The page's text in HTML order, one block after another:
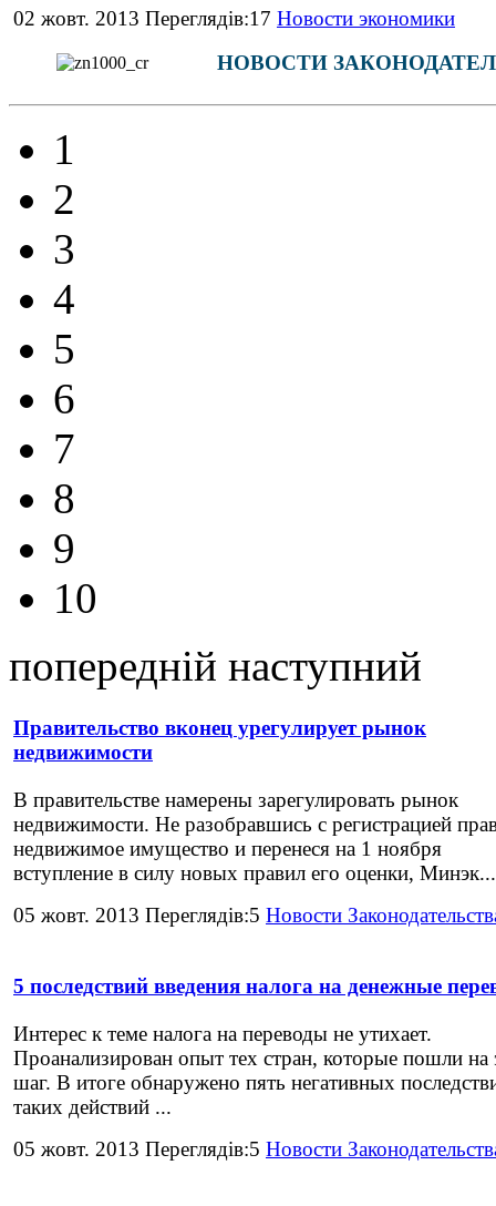
02 жовт. 2013 Переглядів:17 Новости экономики
НОВОСТИ
1
2
3
4
5
6
7
8
9
10
попередній наступний
Правительство вконец урегулирует рынок
недвижимости
В правительстве намерены зарегулировать рынок
недвижимости. Не разобравшись с регистрацией
недвижимое имущество и перенеся на 1 ноября
вступление в силу новых правил его оценки, Минэк...
05 жовт. 2013 Переглядів:5 Новости
5 последствий введения налога на денежные
Интерес к теме налога на переводы не утихает.
Проанализирован опыт тех стран, которые пошли на
шаг. В итоге обнаружено пять негативных
таких действий ...
05 жовт. 2013 Переглядів:5 Новости